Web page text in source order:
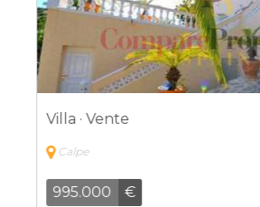
Villa · Vente
Calpe
995.000 €